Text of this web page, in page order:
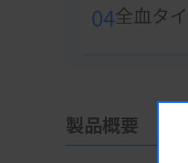
04全血タ
製品概要